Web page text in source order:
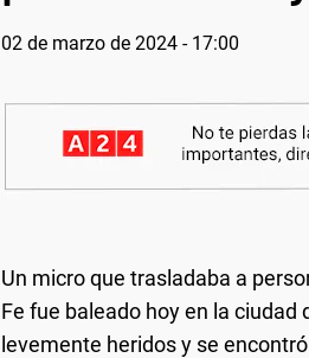
02 de marzo de 2024 - 17:00
Un micro que trasladaba a
Fe fue baleado hoy en la
levemente heridos y se